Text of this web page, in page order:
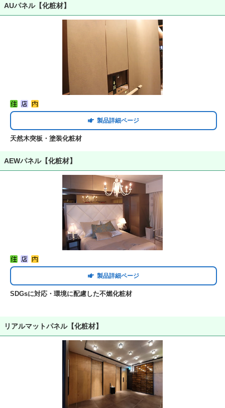
AUパネル【化粧材】
製品詳細ページ
天然木突板・塗装化粧材
AEWパネル【化粧材】
製品詳細ページ
SDGsに対応・環境に配慮した不燃化粧材
リアルマットパネル【化粧材】